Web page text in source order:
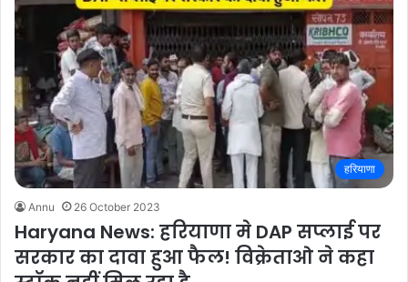
हरियाणा
Annu 26 October 2023
Haryana News: हरियाणा मे DAP सप्लाई पर
सरकार का दावा हुआ फैल! विक्रेताओ ने कहा